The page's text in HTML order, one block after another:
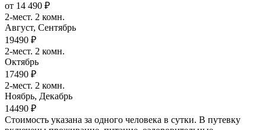
от 14 490 ₽
2-мест. 2 комн.
Август, Сентябрь
19490 ₽
2-мест. 2 комн.
Октябрь
17490 ₽
2-мест. 2 комн.
Ноябрь, Декабрь
14490 ₽
Стоимость указана за одного человека в сутки. В путевку